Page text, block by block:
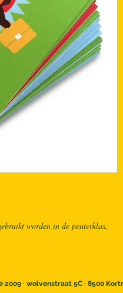
worden in de peuterklas,
· wolvenstraat 5C · 8500